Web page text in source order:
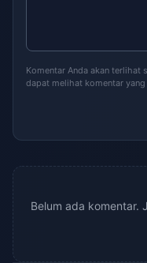
Komentar Anda akan terlihat
dapat melihat komentar
Belum ada komentar.